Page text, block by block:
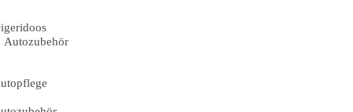
Autozubehör